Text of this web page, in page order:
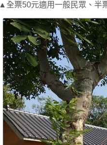
▲全票50元適用一般民眾、半